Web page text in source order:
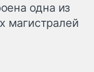
одна из
магистралей